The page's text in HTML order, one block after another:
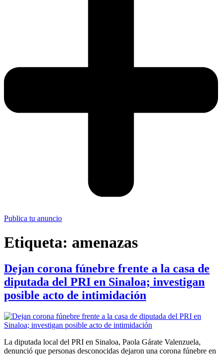
Publica tu anuncio
Etiqueta: amenazas
Dejan corona fúnebre frente a la casa de
diputada del PRI en Sinaloa; investigan
posible acto de intimidación
La diputada local del PRI en Sinaloa, Paola Gárate Valenzuela,
denunció que personas desconocidas dejaron una corona fúnebre en